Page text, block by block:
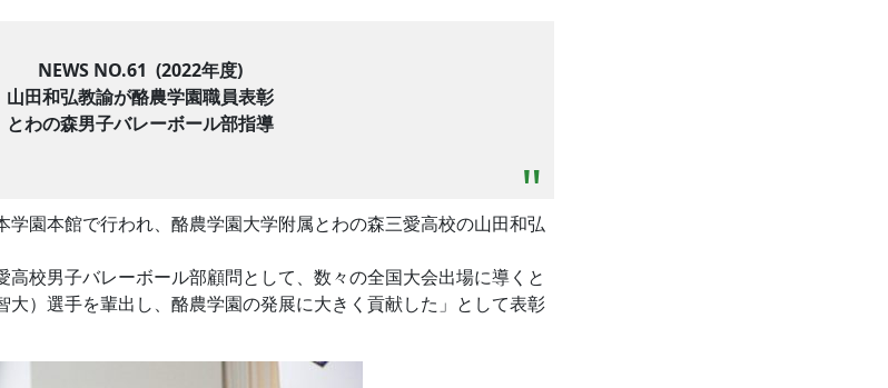
NEWS NO.61 (2022年度)
山田和弘教諭が酪農学園職員表彰
とわの森男子バレーボール部指導
園本館で行われ、酪農学園大学附属とわの森三愛高校の山田和弘
校男子バレーボール部顧問として、数々の全国大会出場に導くと
大）選手を輩出し、酪農学園の発展に大きく貢献した」として表彰